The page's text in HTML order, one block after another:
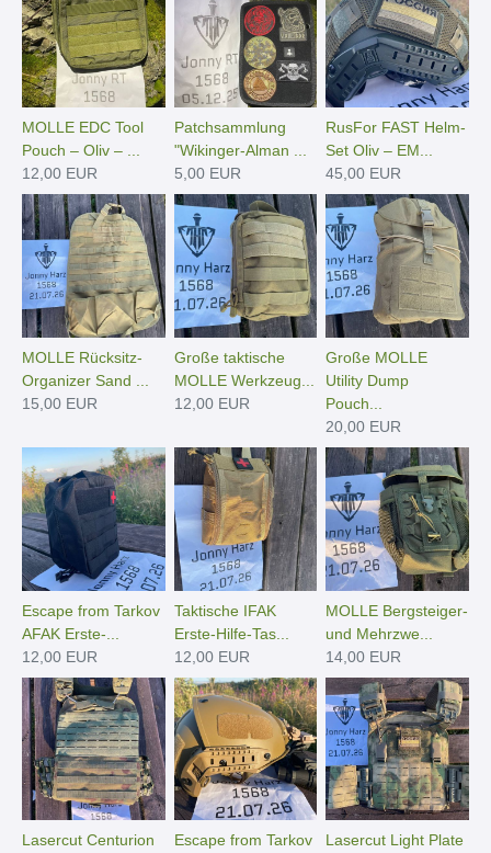
MOLLE EDC Tool
Pouch – Oliv – ...
12,00 EUR
Patchsammlung
"Wikinger-Alman ...
5,00 EUR
RusFor FAST Helm-
Set Oliv – EM...
45,00 EUR
MOLLE Rücksitz-
Organizer Sand ...
15,00 EUR
Große taktische
MOLLE Werkzeug...
12,00 EUR
Große MOLLE
Utility Dump
Pouch...
20,00 EUR
Escape from Tarkov
AFAK Erste-...
12,00 EUR
Taktische IFAK
Erste-Hilfe-Tas...
12,00 EUR
MOLLE Bergsteiger-
und Mehrzwe...
14,00 EUR
Lasercut Centurion
Escape from Tarkov
Lasercut Light Plate